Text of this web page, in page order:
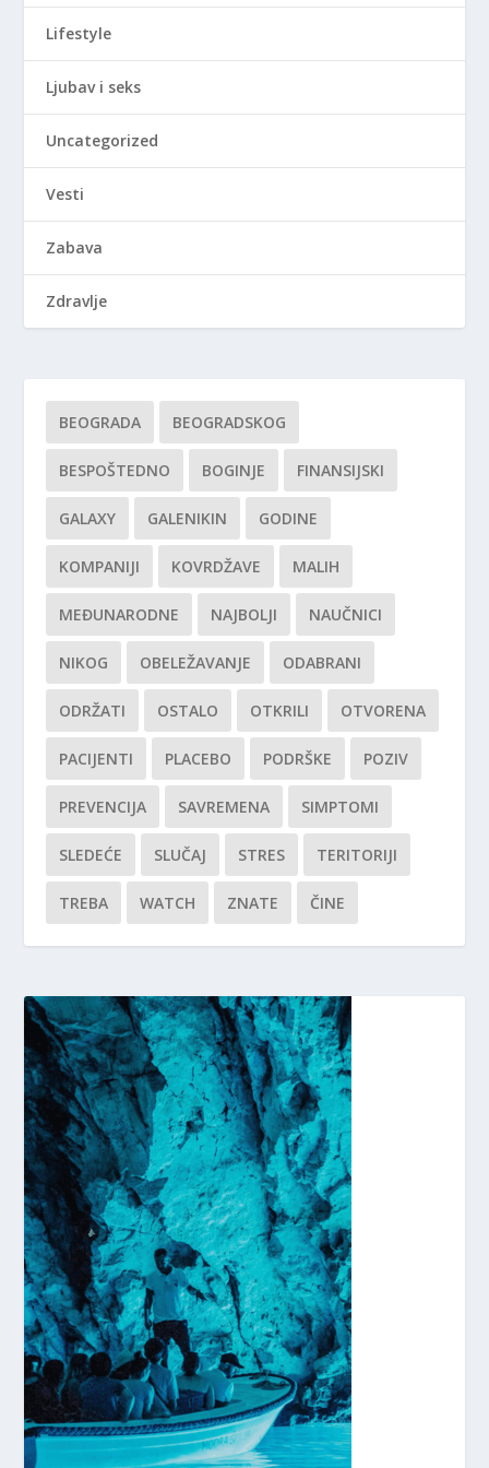
Lifestyle
Ljubav i seks
Uncategorized
Vesti
Zabava
Zdravlje
BEOGRADA BEOGRADSKOG
BESPOŠTEDNO BOGINJE FINANSIJSKI
GALAXY GALENIKIN GODINE
KOMPANIJI KOVRDŽAVE MALIH
MEĐUNARODNE NAJBOLJI NAUČNICI
NIKOG OBELEŽAVANJE ODABRANI
ODRŽATI OSTALO OTKRILI OTVORENA
PACIJENTI PLACEBO PODRŠKE POZIV
PREVENCIJA SAVREMENA SIMPTOMI
SLEDEĆE SLUČAJ STRES TERITORIJI
TREBA WATCH ZNATE ČINE